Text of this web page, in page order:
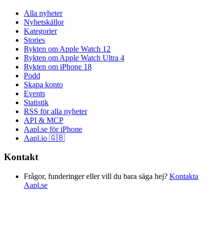
Alla nyheter
Nyhetskällor
Kategorier
Stories
Rykten om Apple Watch 12
Rykten om Apple Watch Ultra 4
Rykten om iPhone 18
Podd
Skapa konto
Events
Statistik
RSS för alla nyheter
API & MCP
Aapl.se för iPhone
Aapl.io 🇬🇧
Kontakt
Frågor, funderinger eller vill du bara säga hej? Kontakta
Aapl.se